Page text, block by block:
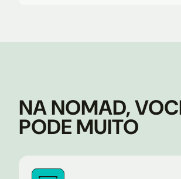
NA NOMAD,
PODE MUITO